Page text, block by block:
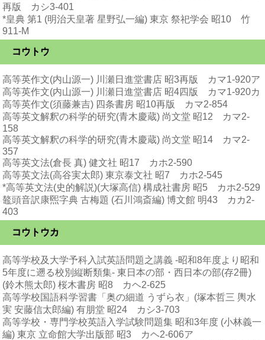
再版 カシ3-401
*皇典 第1 (明治天皇著 星野弘一編) 東京 祭祀学会 昭10 竹
911-M
コウトウ
高等英作文(内山源一) 川瀬日進堂書店 昭3再版 カマ1-920ア
高等英作文(内山源一) 川瀬日進堂書店 昭4四版 カマ1-920カ
高等英作文(須藤兼吉) 四条書房 昭10再版 カマ2-854
高等英文解釈の科学的研究(青木慶蔵) 尚文堂 昭12 カマ2-
158
高等英文解釈の科学的研究(青木慶蔵) 尚文堂 昭14 カマ2-
357
高等英文法(倉長 真) 健文社 昭17 カホ2-590
高等英文法(高谷実太郎) 東京泰文社 昭7 カホ2-545
*高等英文法(史的解説)(大塚高信) 構成社書房 昭5 カホ2-529
鼇頭音訳康煕字典 古梅題 (石川鴻斎編) 博文館 明43 カカ2-
403
コウトウカ
高等学校及大学予科入試英語問題之講義 -昭和8年度より昭和
5年度に遡る校別縦断類集- 東日本の部・西日本の部(存2冊)
(鈴木熊太郎) 桜木書房 昭8 カヘ2-625
高等学校国語科学習書「奥の細道 うずら衣」(塚本哲三 輿水
実 安藤信太郎編) 有朋堂 昭24 カシ3-703
高等学校・専門学校英語入学試験問題集 昭和3年度 (小林義一
編) 東京 立命館大学出版部 昭3 カヘ2-606ア